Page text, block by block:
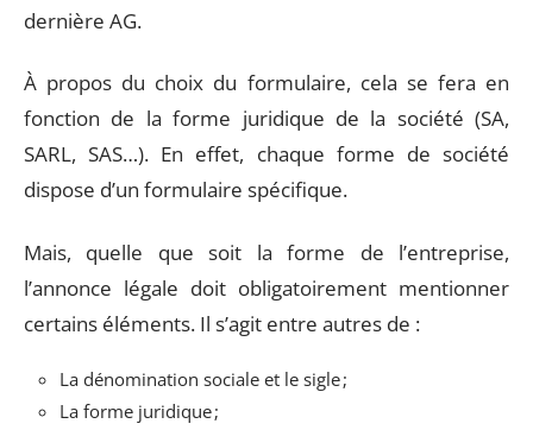
dernière AG.
À propos du choix du formulaire, cela se fera en
fonction de la forme juridique de la société (SA,
SARL, SAS…). En effet, chaque forme de société
dispose d’un formulaire spécifique.
Mais, quelle que soit la forme de l’entreprise,
l’annonce légale doit obligatoirement mentionner
certains éléments. Il s’agit entre autres de :
La dénomination sociale et le sigle ;
La forme juridique ;